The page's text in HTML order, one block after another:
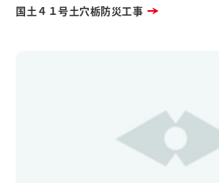
国土４１号土穴栃防災工事